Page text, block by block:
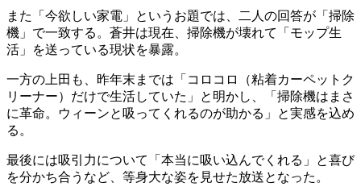
また「今欲しい家電」というお題では、二人の回答が「掃除
機」で一致する。蒼井は現在、掃除機が壊れて「モップ生
活」を送っている現状を暴露。
一方の上田も、昨年末までは「コロコロ（粘着カーペットク
リーナー）だけで生活していた」と明かし、「掃除機はまさ
に革命。ウィーンと吸ってくれるのが助かる」と実感を込め
る。
最後には吸引力について「本当に吸い込んでくれる」と喜び
を分かち合うなど、等身大な姿を見せた放送となった。